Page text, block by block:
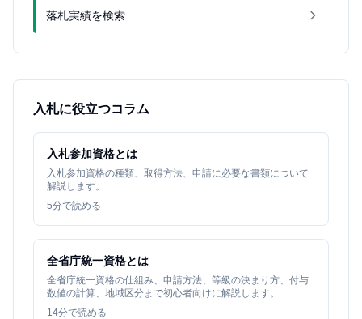
落札実績を検索
入札に役立つコラム
入札参加資格とは
入札参加資格の種類、取得方法、申請に必要な書類について
解説します。
5分で読める
全省庁統一資格とは
全省庁統一資格の仕組み、申請方法、等級の決まり方、付与
数値の計算、地域区分まで初心者向けに解説します。
14分で読める